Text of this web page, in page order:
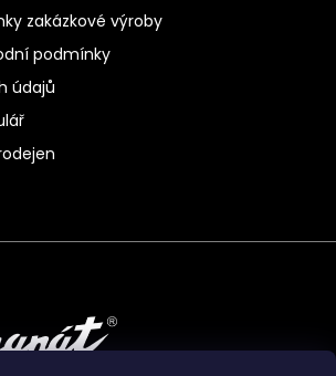
zakázkové výroby
podmínky
údajů